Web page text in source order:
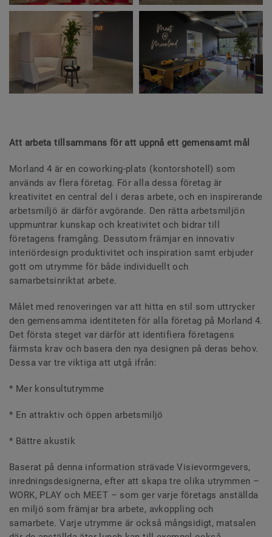
Att arbeta tillsammans för att uppnå ett gemensamt mål
Morland 4 är en coworking-plats (kontorshotell) som
används av flera företag. För alla dessa företag är
kreativitet en central del i deras arbete, och en inspirerande
arbetsmiljö är därför avgörande. Den rätta arbetsmiljön
uppmuntrar kunskap och kreativitet och bidrar till
företagens framgång. Dessutom främjar en innovativ
interiördesign produktivitet och inspiration samt erbjuder
gott om utrymme för både individuellt och
samarbetsinriktat arbete.
Målet med renoveringen var att hitta en stil som uttrycker
den gemensamma identiteten för alla företag på Morland 4.
Det första steget var därför att identifiera företagens
färmsta krav och basera den nya designen på deras behov.
Dessa var tre viktiga att utgå ifrån:
* Mer konsultutrymme
* En attraktiv och öppen arbetsmiljö
* Bättre akustik
Baserat på denna information strävade Visievormgevers,
inredningsdesignerna, efter att skapa tre olika utrymmen –
WORK, PLAY och MEET – som ger varje företags anställda
en miljö som främjar bra arbete, avkoppling och
samarbete. Varje utrymme är också mångsidigt, matsalen